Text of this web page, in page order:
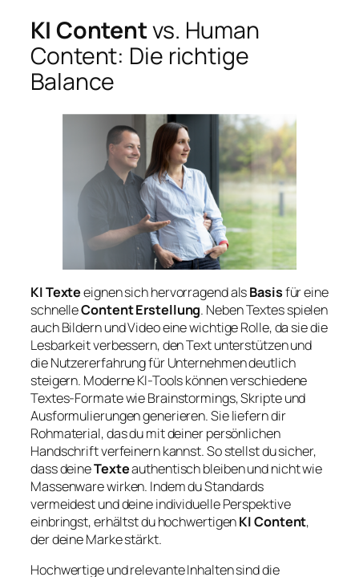
KI Contentvs. Human
Content: Die richtige
Balance
KI Texteeignen sich hervorragend alsBasisfür eine
schnelleContent Erstellung. Neben Textes spielen
auch Bildern und Video eine wichtige Rolle, da sie die
Lesbarkeit verbessern, den Text unterstützen und
die Nutzererfahrung für Unternehmen deutlich
steigern. Moderne KI-Tools können verschiedene
Textes-Formate wie Brainstormings, Skripte und
Ausformulierungen generieren. Sie liefern dir
Rohmaterial, das du mit deiner persönlichen
Handschrift verfeinern kannst. So stellst du sicher,
dass deineTexteauthentisch bleiben und nicht wie
Massenware wirken. Indem du Standards
vermeidest und deine individuelle Perspektive
einbringst, erhältst du hochwertigenKI Content,
der deine Marke stärkt.
Hochwertige und relevante Inhalten sind die